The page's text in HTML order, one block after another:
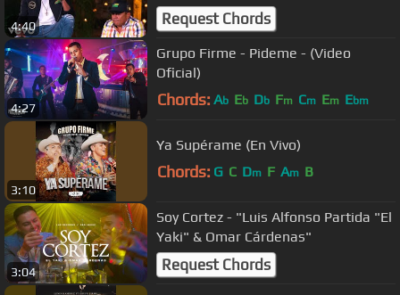
4:40 Request Chords
4:27
Grupo Firme - Pideme - (Video
Oficial)
Chords: Ab Eb Db Fm Cm Em Ebm
3:10
Ya Supérame (En Vivo)
Chords: G C Dm F Am B
3:04
Soy Cortez - "Luis Alfonso Partida "El
Yaki" & Omar Cárdenas"
Request Chords